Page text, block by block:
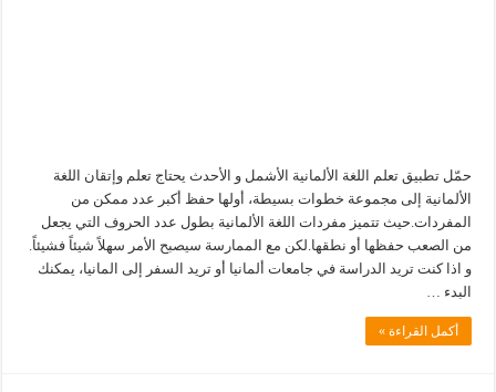
حمّل تطبيق تعلم اللغة الألمانية الأشمل و الأحدث يحتاج تعلم وإتقان اللغة
الألمانية إلى مجموعة خطوات بسيطة، أولها حفظ أكبر عدد ممكن من
المفردات.حيث تتميز مفردات اللغة الألمانية بطول عدد الحروف التي يجعل
من الصعب حفظها أو نطقها.لكن مع الممارسة سيصبح الأمر سهلاً شيئاً فشيئاً.
و اذا كنت تريد الدراسة في جامعات ألمانيا أو تريد السفر إلى المانيا، يمكنك
البدء …
أكمل القراءة »